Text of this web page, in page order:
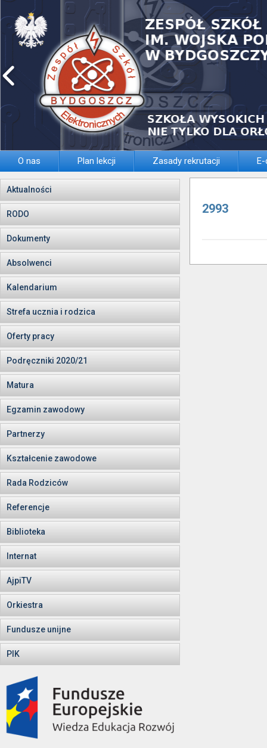
O nas Plan lekcji Zasady rekrutacji
Aktualności
RODO
Dokumenty
Absolwenci
Kalendarium
Strefa ucznia i rodzica
Oferty pracy
Podręczniki 2020/21
Matura
Egzamin zawodowy
Partnerzy
Kształcenie zawodowe
Rada Rodziców
Referencje
Biblioteka
Internat
AjpiTV
Orkiestra
Fundusze unijne
PIK
2993